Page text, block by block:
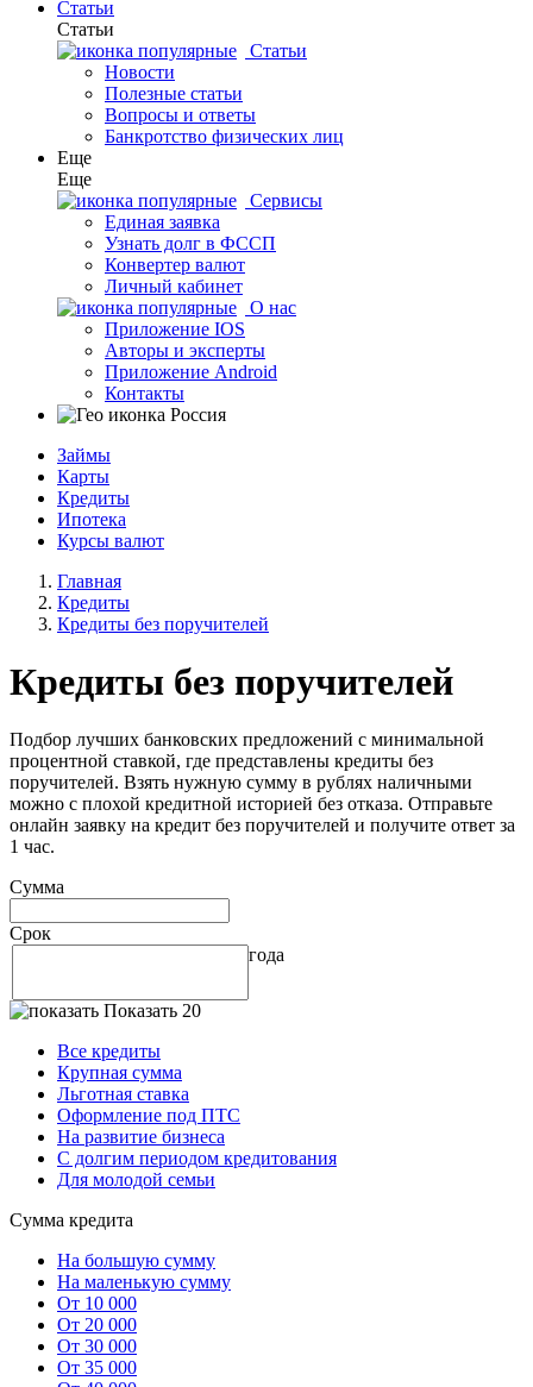
Статьи
Статьи
Статьи
Новости
Полезные статьи
Вопросы и ответы
Банкротство физических лиц
Еще
Еще
Сервисы
Единая заявка
Узнать долг в ФССП
Конвертер валют
Личный кабинет
О нас
Приложение IOS
Авторы и эксперты
Приложение Android
Контакты
Россия
Займы
Карты
Кредиты
Ипотека
Курсы валют
Главная
Кредиты
Кредиты без поручителей
Кредиты без поручителей
Подбор лучших банковских предложений с минимальной
процентной ставкой, где представлены кредиты без
поручителей. Взять нужную сумму в рублях наличными
можно с плохой кредитной историей без отказа. Отправьте
онлайн заявку на кредит без поручителей и получите ответ за
1 час.
Сумма
Срок
года
Показать 20
Все кредиты
Крупная сумма
Льготная ставка
Оформление под ПТС
На развитие бизнеса
С долгим периодом кредитования
Для молодой семьи
Сумма кредита
На большую сумму
На маленькую сумму
От 10 000
От 20 000
От 30 000
От 35 000